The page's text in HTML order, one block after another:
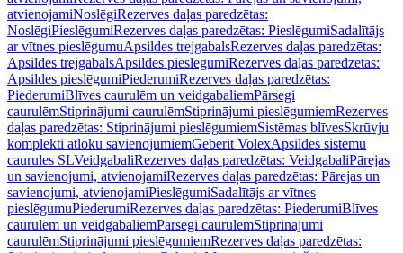
atvienojamiNoslēgiRezerves daļas paredzētas:
NoslēgiPieslēgumiRezerves daļas paredzētas: PieslēgumiSadalītājs
ar vītnes pieslēgumuApsildes trejgabalsRezerves daļas paredzētas:
Apsildes trejgabalsApsildes pieslēgumiRezerves daļas paredzētas:
Apsildes pieslēgumiPiederumiRezerves daļas paredzētas:
PiederumiBlīves caurulēm un veidgabaliemPārsegi
caurulēmStiprinājumi caurulēmStiprinājumi pieslēgumiemRezerves
daļas paredzētas: Stiprinājumi pieslēgumiemSistēmas blīvesSkrūvju
komplekti atloku savienojumiemGeberit VolexApsildes sistēmu
caurules SLVeidgabaliRezerves daļas paredzētas: VeidgabaliPārejas
un savienojumi, atvienojamiRezerves daļas paredzētas: Pārejas un
savienojumi, atvienojamiPieslēgumiSadalītājs ar vītnes
pieslēgumuPiederumiRezerves daļas paredzētas: PiederumiBlīves
caurulēm un veidgabaliemPārsegi caurulēmStiprinājumi
caurulēmStiprinājumi pieslēgumiemRezerves daļas paredzētas: